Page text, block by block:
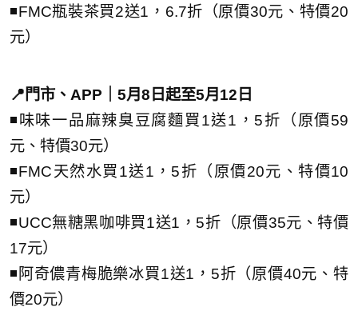
◾FMC瓶裝茶買2送1，6.7折（原價30元、特價20
元）
📍門市、APP｜5月8日起至5月12日
◾味味一品麻辣臭豆腐麵買1送1，5折（原價59
元、特價30元）
◾FMC天然水買1送1，5折（原價20元、特價10
元）
◾UCC無糖黑咖啡買1送1，5折（原價35元、特價
17元）
◾阿奇儂青梅脆樂冰買1送1，5折（原價40元、特
價20元）